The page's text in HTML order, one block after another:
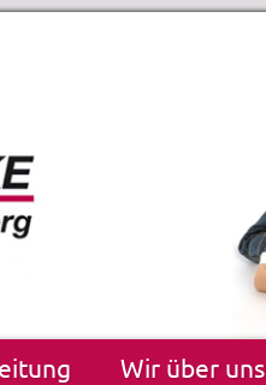
Wir über uns